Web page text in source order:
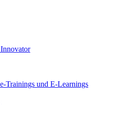
Trainings und E-Learnings